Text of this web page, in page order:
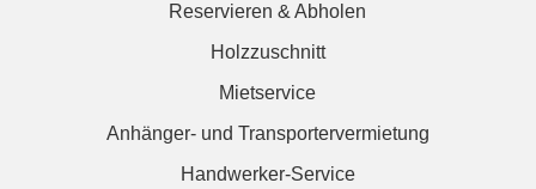
Reservieren & Abholen
Holzzuschnitt
Mietservice
Anhänger- und Transportervermietung
Handwerker-Service